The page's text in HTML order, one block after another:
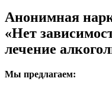
Анонимная
«Нет
лечение
Мы предлагаем: